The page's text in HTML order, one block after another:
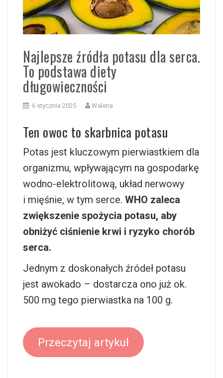
Najlepsze źródła potasu dla serca.
To podstawa diety
długowieczności
6 stycznia 2025 Waleria
Ten owoc to skarbnica potasu
Potas jest kluczowym pierwiastkiem dla
organizmu, wpływającym na gospodarkę
wodno-elektrolitową, układ nerwowy
i mięśnie, w tym serce. WHO zaleca
zwiększenie spożycia potasu, aby
obniżyć ciśnienie krwi i ryzyko chorób
serca.
Jednym z doskonałych źródeł potasu
jest awokado – dostarcza ono już ok.
500 mg tego pierwiastka na 100 g.
Przeczytaj artykuł